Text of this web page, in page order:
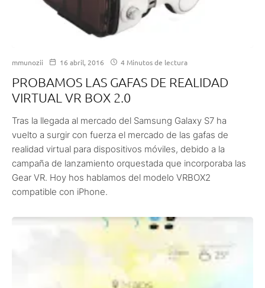
mmunozii 16 abril, 2016 4 Minutos de lectura
PROBAMOS LAS GAFAS DE REALIDAD
VIRTUAL VR BOX 2.0
Tras la llegada al mercado del Samsung Galaxy S7 ha
vuelto a surgir con fuerza el mercado de las gafas de
realidad virtual para dispositivos móviles, debido a la
campaña de lanzamiento orquestada que incorporaba las
Gear VR. Hoy hos hablamos del modelo VRBOX2
compatible con iPhone.